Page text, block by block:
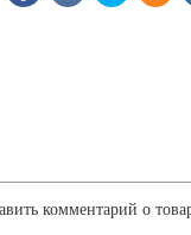
комментарий о